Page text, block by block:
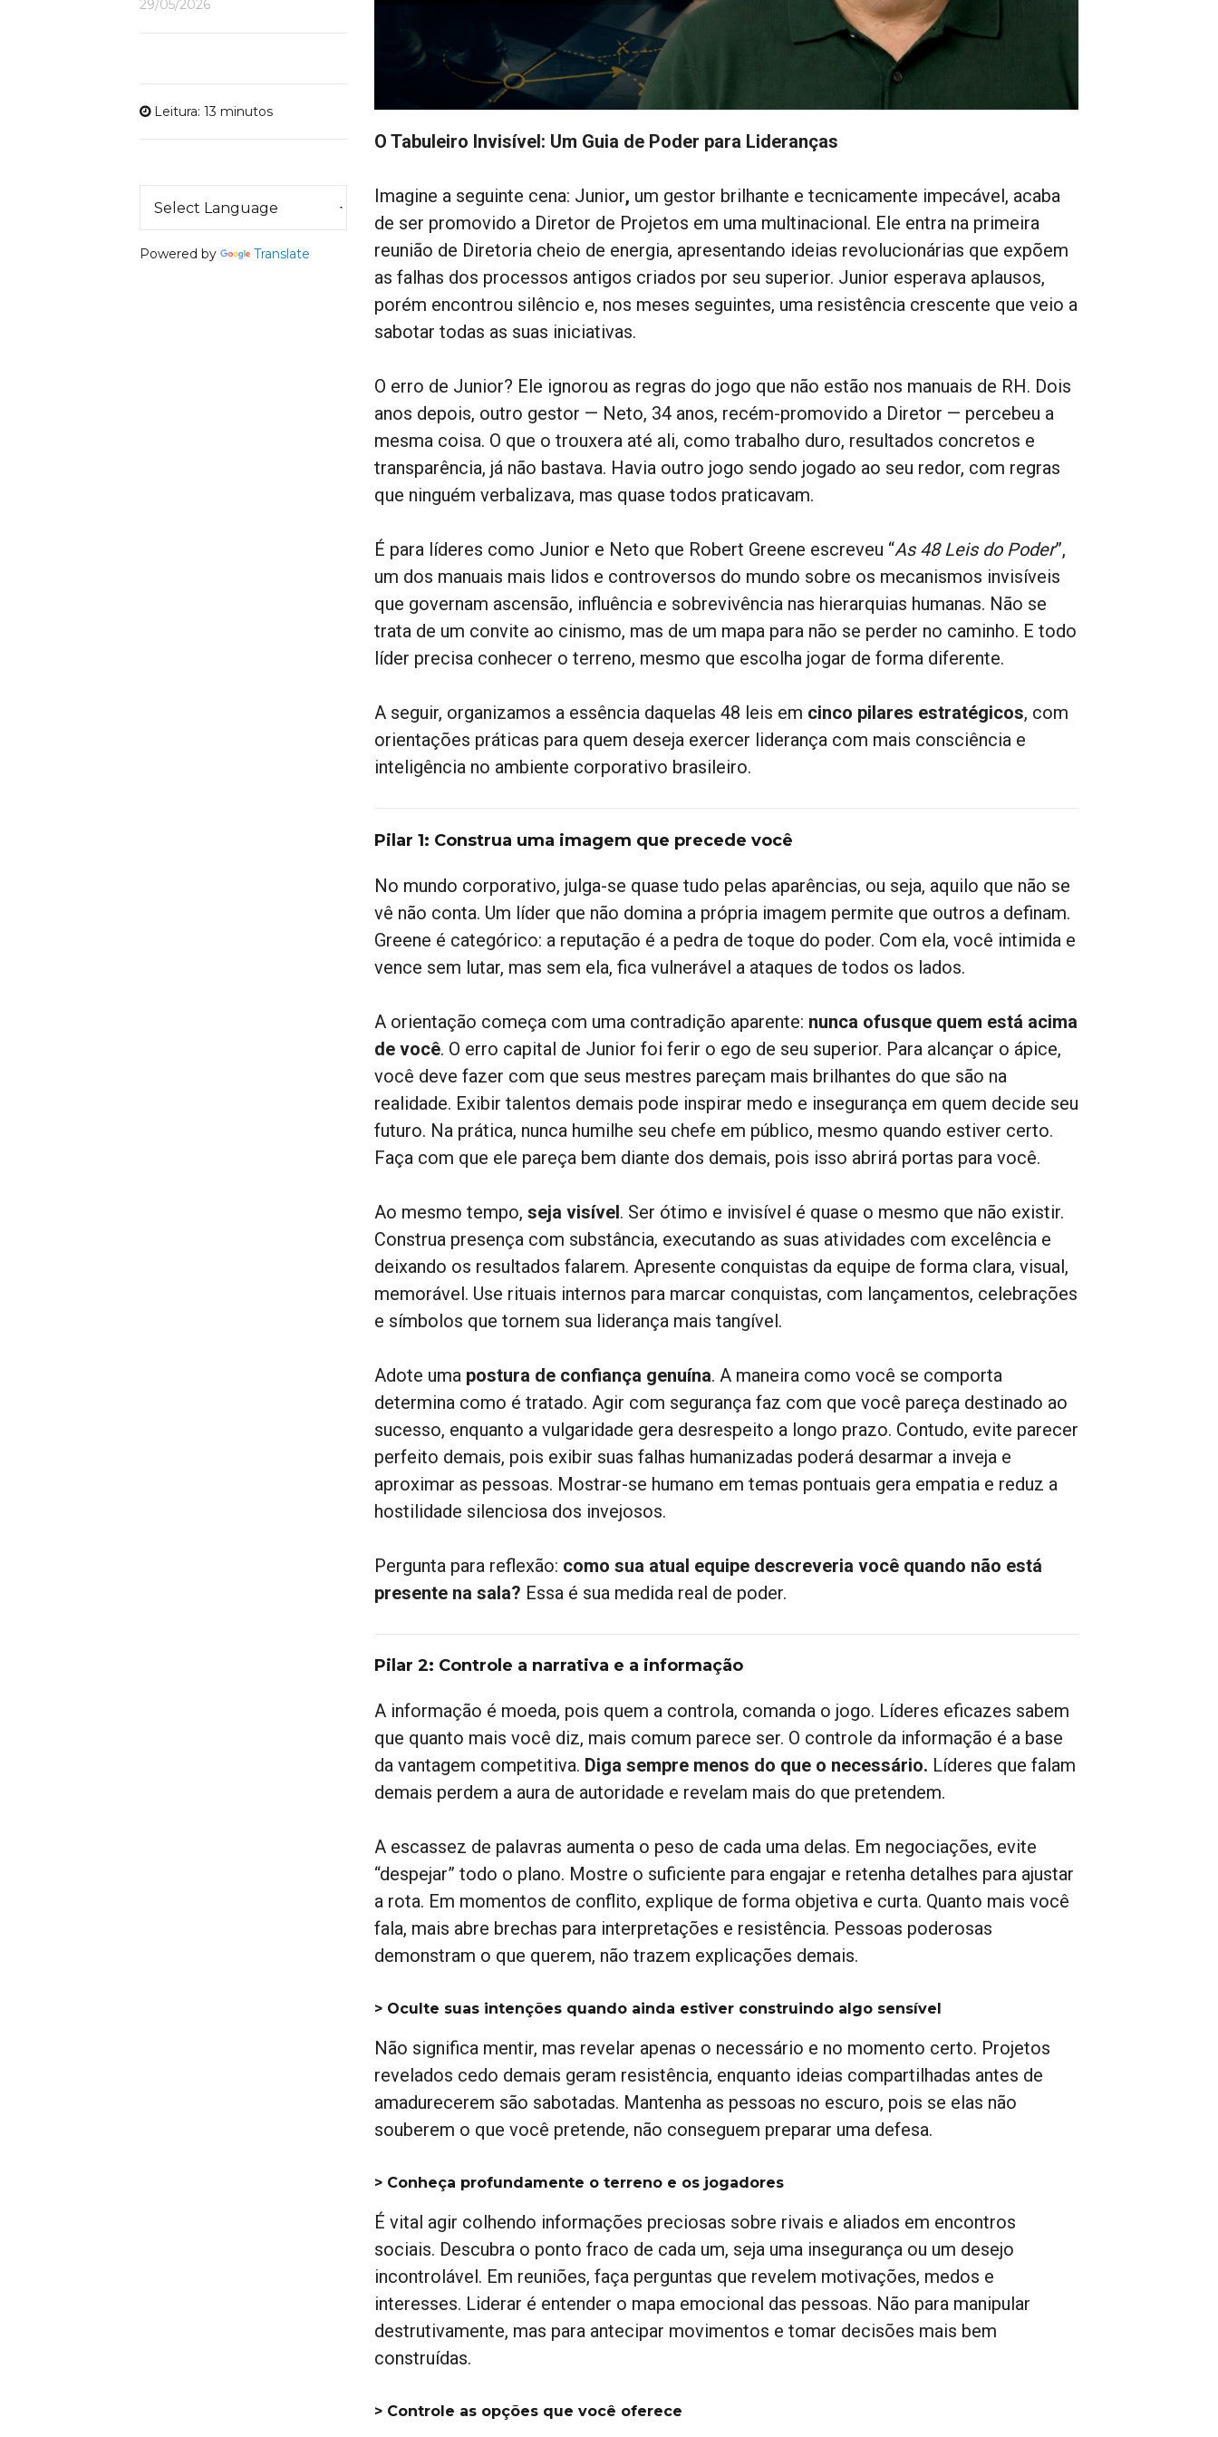
29/05/2026
Leitura: 13 minutos
Powered by Translate
O Tabuleiro Invisível: Um Guia de Poder para Lideranças
Imagine a seguinte cena: Junior, um gestor brilhante e tecnicamente impecável, acaba
de ser promovido a Diretor de Projetos em uma multinacional. Ele entra na primeira
reunião de Diretoria cheio de energia, apresentando ideias revolucionárias que expõem
as falhas dos processos antigos criados por seu superior. Junior esperava aplausos,
porém encontrou silêncio e, nos meses seguintes, uma resistência crescente que veio a
sabotar todas as suas iniciativas.
O erro de Junior? Ele ignorou as regras do jogo que não estão nos manuais de RH. Dois
anos depois, outro gestor — Neto, 34 anos, recém-promovido a Diretor — percebeu a
mesma coisa. O que o trouxera até ali, como trabalho duro, resultados concretos e
transparência, já não bastava. Havia outro jogo sendo jogado ao seu redor, com regras
que ninguém verbalizava, mas quase todos praticavam.
É para líderes como Junior e Neto que Robert Greene escreveu “As 48 Leis do Poder”,
um dos manuais mais lidos e controversos do mundo sobre os mecanismos invisíveis
que governam ascensão, influência e sobrevivência nas hierarquias humanas. Não se
trata de um convite ao cinismo, mas de um mapa para não se perder no caminho. E todo
líder precisa conhecer o terreno, mesmo que escolha jogar de forma diferente.
A seguir, organizamos a essência daquelas 48 leis em cinco pilares estratégicos, com
orientações práticas para quem deseja exercer liderança com mais consciência e
inteligência no ambiente corporativo brasileiro.
Pilar 1: Construa uma imagem que precede você
No mundo corporativo, julga-se quase tudo pelas aparências, ou seja, aquilo que não se
vê não conta. Um líder que não domina a própria imagem permite que outros a definam.
Greene é categórico: a reputação é a pedra de toque do poder. Com ela, você intimida e
vence sem lutar, mas sem ela, fica vulnerável a ataques de todos os lados.
A orientação começa com uma contradição aparente: nunca ofusque quem está acima
de você. O erro capital de Junior foi ferir o ego de seu superior. Para alcançar o ápice,
você deve fazer com que seus mestres pareçam mais brilhantes do que são na
realidade. Exibir talentos demais pode inspirar medo e insegurança em quem decide seu
futuro. Na prática, nunca humilhe seu chefe em público, mesmo quando estiver certo.
Faça com que ele pareça bem diante dos demais, pois isso abrirá portas para você.
Ao mesmo tempo, seja visível. Ser ótimo e invisível é quase o mesmo que não existir.
Construa presença com substância, executando as suas atividades com excelência e
deixando os resultados falarem. Apresente conquistas da equipe de forma clara, visual,
memorável. Use rituais internos para marcar conquistas, com lançamentos, celebrações
e símbolos que tornem sua liderança mais tangível.
Adote uma postura de confiança genuína. A maneira como você se comporta
determina como é tratado. Agir com segurança faz com que você pareça destinado ao
sucesso, enquanto a vulgaridade gera desrespeito a longo prazo. Contudo, evite parecer
perfeito demais, pois exibir suas falhas humanizadas poderá desarmar a inveja e
aproximar as pessoas. Mostrar-se humano em temas pontuais gera empatia e reduz a
hostilidade silenciosa dos invejosos.
Pergunta para reflexão: como sua atual equipe descreveria você quando não está
presente na sala? Essa é sua medida real de poder.
Pilar 2: Controle a narrativa e a informação
A informação é moeda, pois quem a controla, comanda o jogo. Líderes eficazes sabem
que quanto mais você diz, mais comum parece ser. O controle da informação é a base
da vantagem competitiva. Diga sempre menos do que o necessário. Líderes que falam
demais perdem a aura de autoridade e revelam mais do que pretendem.
A escassez de palavras aumenta o peso de cada uma delas. Em negociações, evite
“despejar” todo o plano. Mostre o suficiente para engajar e retenha detalhes para ajustar
a rota. Em momentos de conflito, explique de forma objetiva e curta. Quanto mais você
fala, mais abre brechas para interpretações e resistência. Pessoas poderosas
demonstram o que querem, não trazem explicações demais.
> Oculte suas intenções quando ainda estiver construindo algo sensível
Não significa mentir, mas revelar apenas o necessário e no momento certo. Projetos
revelados cedo demais geram resistência, enquanto ideias compartilhadas antes de
amadurecerem são sabotadas. Mantenha as pessoas no escuro, pois se elas não
souberem o que você pretende, não conseguem preparar uma defesa.
> Conheça profundamente o terreno e os jogadores
É vital agir colhendo informações preciosas sobre rivais e aliados em encontros
sociais. Descubra o ponto fraco de cada um, seja uma insegurança ou um desejo
incontrolável. Em reuniões, faça perguntas que revelem motivações, medos e
interesses. Liderar é entender o mapa emocional das pessoas. Não para manipular
destrutivamente, mas para antecipar movimentos e tomar decisões mais bem
construídas.
> Controle as opções que você oferece